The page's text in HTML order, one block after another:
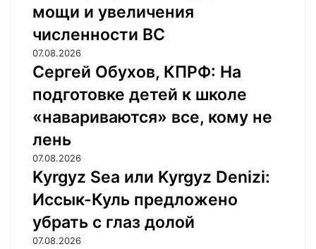
мощи и увеличения
численности ВС
07.08.2026
Сергей Обухов, КПРФ: На
подготовке детей к школе
«навариваются» все, кому не
лень
07.08.2026
Kyrgyz Sea или Kyrgyz Denizi:
Иссык-Куль предложено
убрать с глаз долой
07.08.2026